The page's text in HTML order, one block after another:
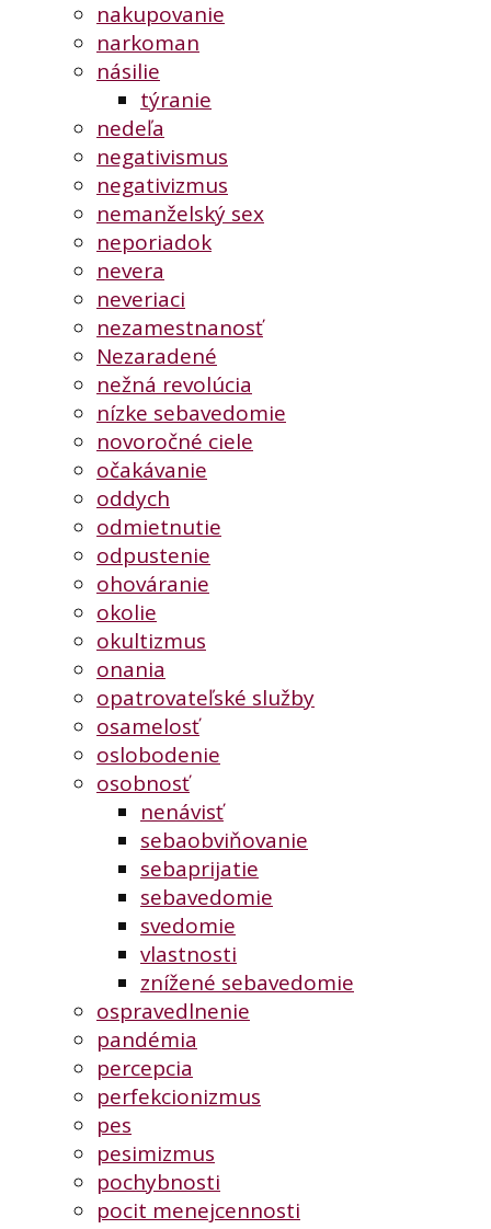
nakupovanie
narkoman
násilie
týranie
nedeľa
negativismus
negativizmus
nemanželský sex
neporiadok
nevera
neveriaci
nezamestnanosť
Nezaradené
nežná revolúcia
nízke sebavedomie
novoročné ciele
očakávanie
oddych
odmietnutie
odpustenie
ohováranie
okolie
okultizmus
onania
opatrovateľské služby
osamelosť
oslobodenie
osobnosť
nenávisť
sebaobviňovanie
sebaprijatie
sebavedomie
svedomie
vlastnosti
znížené sebavedomie
ospravedlnenie
pandémia
percepcia
perfekcionizmus
pes
pesimizmus
pochybnosti
pocit menejcennosti